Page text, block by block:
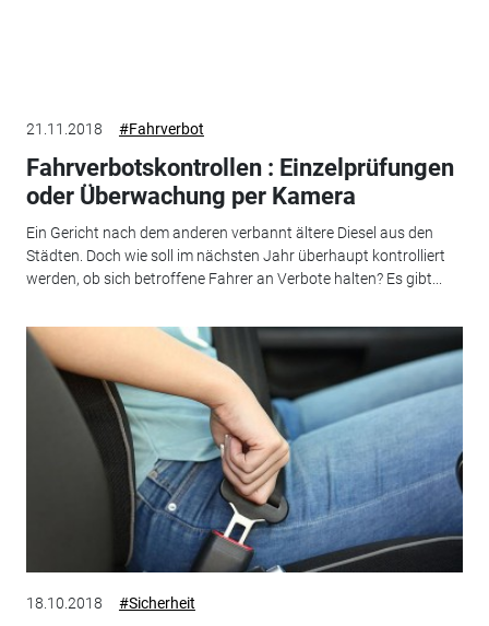
21.11.2018 #Fahrverbot
Fahrverbotskontrollen : Einzelprüfungen
oder Überwachung per Kamera
Ein Gericht nach dem anderen verbannt ältere Diesel aus den
Städten. Doch wie soll im nächsten Jahr überhaupt kontrolliert
werden, ob sich betroffene Fahrer an Verbote halten? Es gibt...
18.10.2018 #Sicherheit